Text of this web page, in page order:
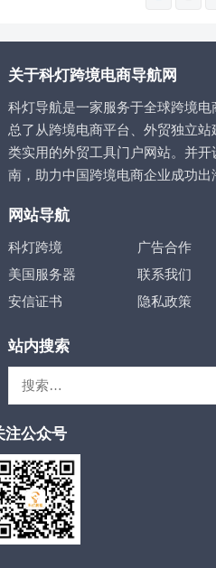
关于科灯跨境电商导航网
科灯导航是一家服务于全球跨境
总了从跨境电商平台、外贸独立
类实用的外贸工具门户网站。并
南，助力中国跨境电商企业成功出
网站导航
科灯跨境 广告合作
美国服务器
联系我们
安信证书
隐私政策
站内搜索
注公众号